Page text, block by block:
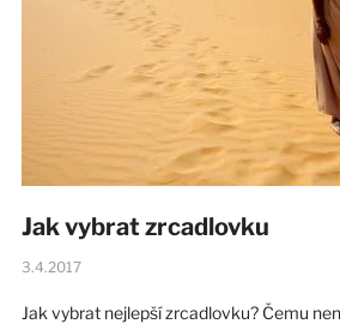
Jak vybrat zrcadlovku
3.4.2017
Jak vybrat nejlepší zrcadlovku? Čemu